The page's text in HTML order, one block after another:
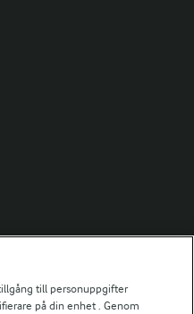
till personuppgifter
på din enhet . Genom